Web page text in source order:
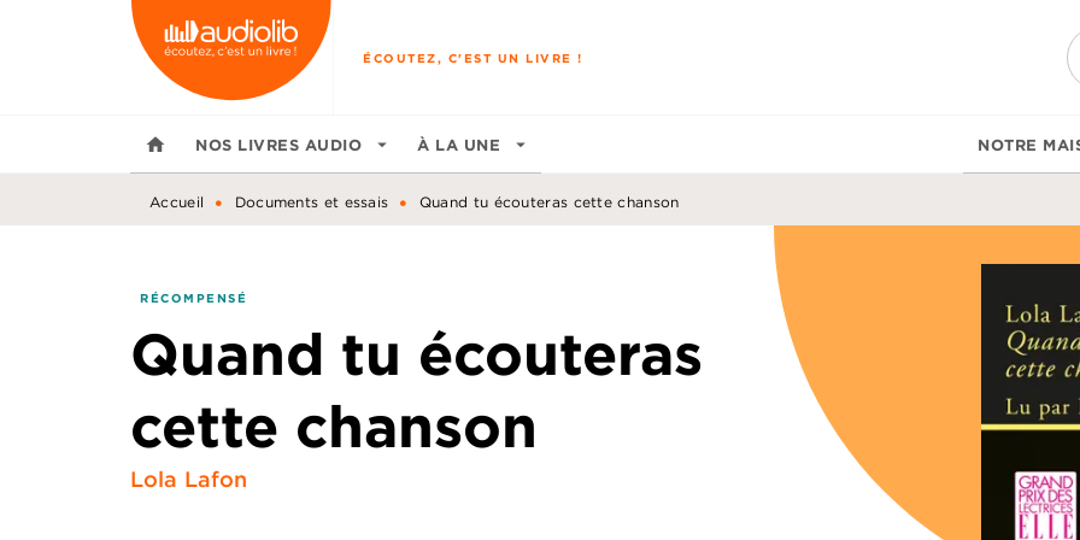
MENU RECHERCHE
ÉCOUTEZ, C'EST UN LIVRE !
home NOS LIVRES AUDIO arrow_drop_down À LA UNE arrow_drop_down NOTRE
Accueil • Documents et essais • Quand tu écouteras cette chanson
RÉCOMPENSÉ
Quand tu écouteras
cette chanson
Lola Lafon